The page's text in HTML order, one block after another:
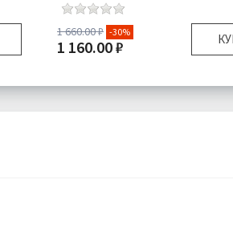
1 660.00 ₽ -30%
1 160.00 ₽
Размер: